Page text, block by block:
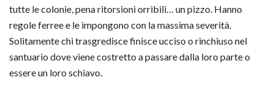
tutte le colonie, pena ritorsioni orribili… un pizzo. Hanno
regole ferree e le impongono con la massima severità.
Solitamente chi trasgredisce finisce ucciso o rinchiuso nel
santuario dove viene costretto a passare dalla loro parte o
essere un loro schiavo.